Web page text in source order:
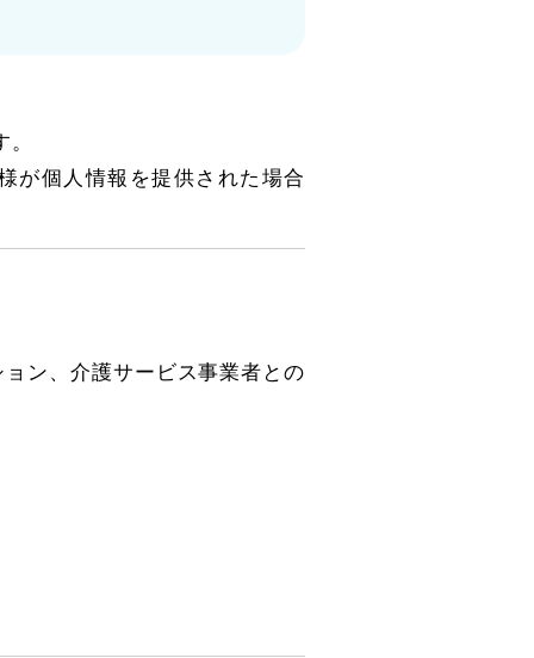
が個人情報を提供された場合
ン、介護サービス事業者との